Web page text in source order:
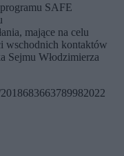
SAFE
mające na celu
wschodnich kontaktów
Sejmu Włodzimierza